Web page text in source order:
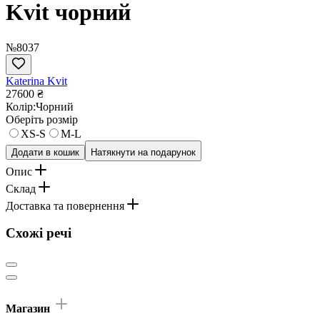
Kvit чорний
№8037
Katerina Kvit
27600 ₴
Колір:Чорний
Оберіть розмір
XS-S
M-L
Додати в кошик Натякнути на подарунок
Опис
Склад
Доставка та повернення
Схожі речі
Магазин